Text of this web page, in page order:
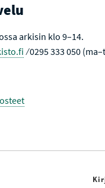
arkisin klo 9–14.
⁄ 0295 333 050